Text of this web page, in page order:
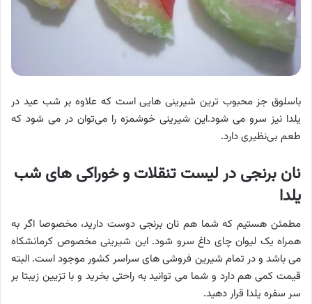
باسلوق جز محبوب ترین شیرینی هایی است که علاوه بر شب عید در
یلدا نیز سرو می شود.این شیرینی خوشمزه را می‌توان در می شود که
طعم بی‌نظیری دارد.
نان برنجی در لیست تنقلات و خوراکی‌ های شب
یلدا
مطمئن هستیم که شما هم نان برنجی دوست دارید، مخصوصا اگر به
همراه یک لیوان چای داغ سرو شود. این شیرینی مخصوص کرمانشکاه
می باشد و در تمام شیرین فروشی های سراسر کشور موجود است. البته
قیمت کمی هم دارد و شما می توانید به راحتی بخرید و با تزیین زیبتا بر
سر سفره یلدا قرار دهید.